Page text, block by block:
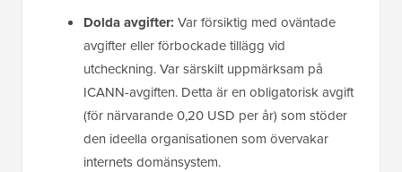
Dolda avgifter: Var försiktig med oväntade
avgifter eller förbockade tillägg vid
utcheckning. Var särskilt uppmärksam på
ICANN-avgiften. Detta är en obligatorisk avgift
(för närvarande 0,20 USD per år) som stöder
den ideella organisationen som övervakar
internets domänsystem.